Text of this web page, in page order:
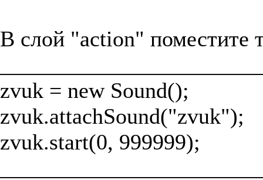
В слой "action" поместите
zvuk = new Sound();
zvuk.attachSound("zvuk");
zvuk.start(0, 999999);